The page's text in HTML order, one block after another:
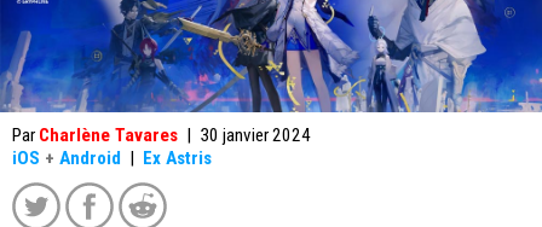
Par Charlène Tavares | 30 janvier 2024
iOS + Android | Ex Astris